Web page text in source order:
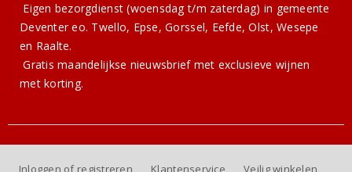
Eigen bezorgdienst (woensdag t/m zaterdag) in gemeente
Deventer eo. Twello, Epse, Gorssel, Eefde, Olst, Wesepe
en Raalte.
Gratismaandelijkse nieuwsbriefmet exclusieve wijnen
met korting.
Inloggen of registreren Klantenservice Veilig winkelen